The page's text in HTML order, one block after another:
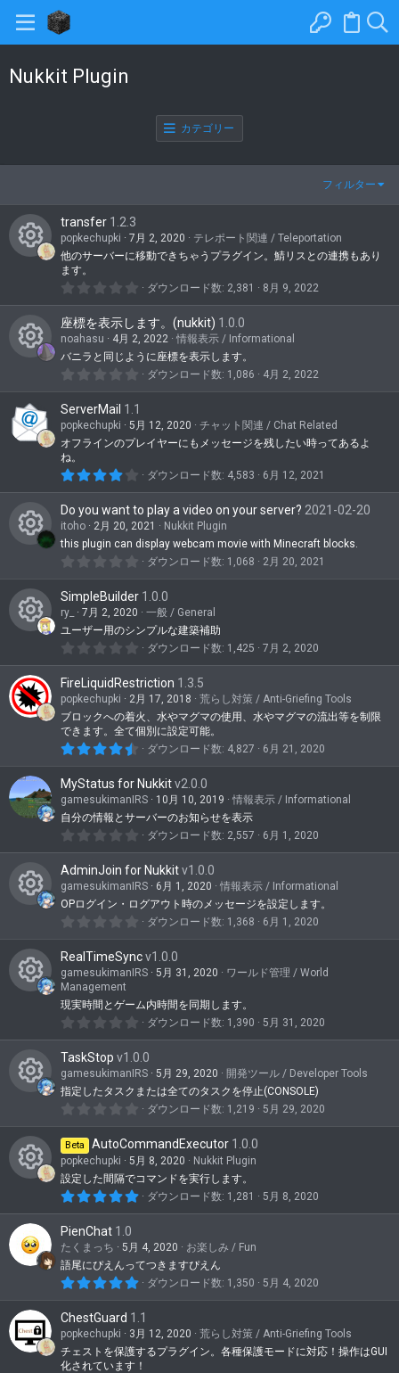
Nukkit Plugin
カテゴリー
フィルター
ン
テ
ン
ア
イ
コ
transfer 1.2.3
popkechupki 7月 2, 2020
テレポート関連 / Teleportation
他のサーバーに移動できちゃうプラグイン。鯖リスとの連携もあり
ます。
0
0
つ
星
ダウンロード数 2,381 8月 9, 2022
ン
テ
ン
ア
イ
コ
ン
座標を表示します。(nukkit) 1.0.0
noahasu 4月 2, 2022
情報表示 / Informational
バニラと同じように座標を表示します。
0
つ
ダウンロード数 1,086 4月 2, 2022
ServerMail 1.1
popkechupki 5月 12, 2020
チャット関連 / Chat Related
オフラインのプレイヤーにもメッセージを残したい時ってあるよ
ね。
4
0
つ
星
ダウンロード数 4,583 6月 12, 2021
ン
テ
ン
ツ
ア
イ
ン
Do you want to play a video on your server? 2021-02-20
itoho 2月 20, 2021
Nukkit Plugin
this plugin can display webcam movie with Minecraft blocks.
0
0
つ
ダウンロード数 1,068 2月 20, 2021
ン
テ
ン
ア
イ
コ
ン
SimpleBuilder 1.0.0
ry_ 7月 2, 2020
一般 / General
ユーザー用のシンプルな建築補助
0
0
つ
星
ダウンロード数 1,425 7月 2, 2020
FireLiquidRestriction 1.3.5
popkechupki 2月 17, 2018
荒らし対策 / Anti-Griefing Tools
ブロックへの着火、水やマグマの使用、水やマグマの流出等を制限
できます。全て個別に設定可能。
4
0
つ
ダウンロード数 4,827 6月 21, 2020
MyStatus for Nukkitv2.0.0
gamesukimanIRS 10月 10, 2019
情報表示 / Informational
自分の情報とサーバーのお知らせを表示
0
0
つ
星
ダウンロード数 2,557 6月 1, 2020
ン
テ
ン
ア
イ
コ
ン
AdminJoin for Nukkitv1.0.0
gamesukimanIRS 6月 1, 2020
情報表示 / Informational
OPログイン・ログアウト時のメッセージを設定します。
0
0
つ
ダウンロード数 1,368 6月 1, 2020
ン
テ
ン
ア
イ
コ
ン
RealTimeSyncv1.0.0
gamesukimanIRS 5月 31, 2020
ワールド管理 / World
Management
現実時間とゲーム内時間を同期します。
0
0
つ
星
ダウンロード数 1,390 5月 31, 2020
ン
テ
ン
ツ
ア
イ
ン
TaskStop v1.0.0
gamesukimanIRS 5月 29, 2020
開発ツール / Developer Tools
指定したタスクまたは全てのタスクを停止(CONSOLE)
0
0
つ
星
ダウンロード数 1,219 5月 29, 2020
ン
テ
ン
ツ
ア
イ
Beta AutoCommandExecutor 1.0.0
popkechupki 5月 8, 2020
Nukkit Plugin
設定した間隔でコマンドを実行します。
5
つ
星
ダウンロード数 1,281 5月 8, 2020
PienChat 1.0
たくまっち 5月 4, 2020
お楽しみ / Fun
語尾にぴえんってつきますぴえん
5
0
つ
星
ダウンロード数 1,350 5月 4, 2020
ChestGuard 1.1
popkechupki 3月 12, 2020
荒らし対策 / Anti-Griefing Tools
チェストを保護するプラグイン。各種保護モードに対応！操作はGUI
化されています！